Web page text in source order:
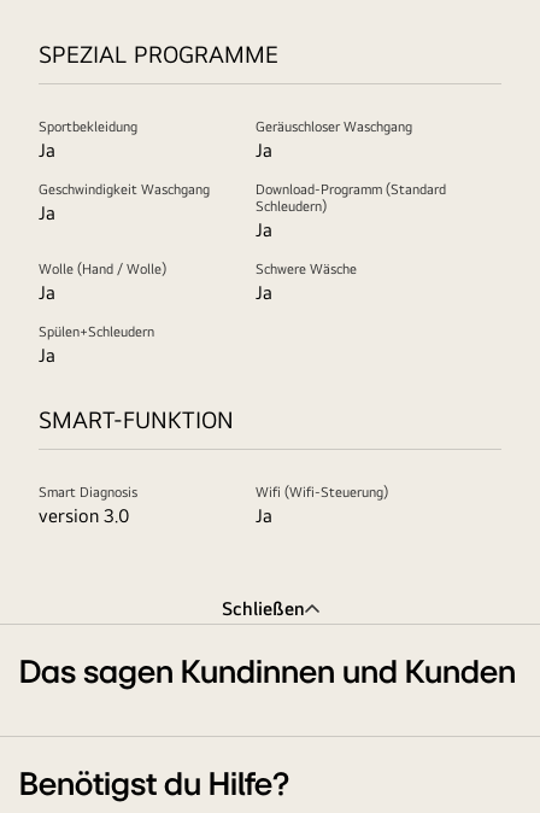
SPEZIAL PROGRAMME
Sportbekleidung
Ja
Geräuschloser Waschgang
Ja
Geschwindigkeit Waschgang
Ja
Download-Programm (Standard
Schleudern)
Ja
Wolle (Hand / Wolle)
Ja
Schwere Wäsche
Ja
Spülen+Schleudern
Ja
SMART-FUNKTION
Smart Diagnosis
version 3.0
Wifi (Wifi-Steuerung)
Ja
Schließen
Das sagen Kundinnen und Kunden
Benötigst du Hilfe?